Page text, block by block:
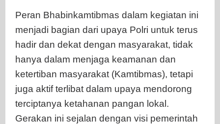
Peran Bhabinkamtibmas dalam kegiatan ini
menjadi bagian dari upaya Polri untuk terus
hadir dan dekat dengan masyarakat, tidak
hanya dalam menjaga keamanan dan
ketertiban masyarakat (Kamtibmas), tetapi
juga aktif terlibat dalam upaya mendorong
terciptanya ketahanan pangan lokal.
Gerakan ini sejalan dengan visi pemerintah